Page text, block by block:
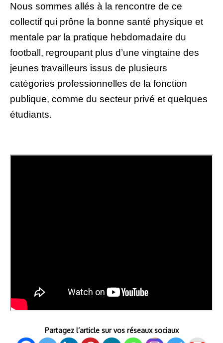
Nous sommes allés à la rencontre de ce
collectif qui prône la bonne santé physique et
mentale par la pratique hebdomadaire du
football, regroupant plus d’une vingtaine des
jeunes travailleurs issus de plusieurs
catégories professionnelles de la fonction
publique, comme du secteur privé et quelques
étudiants.
Partagez l’article sur vos réseaux sociaux